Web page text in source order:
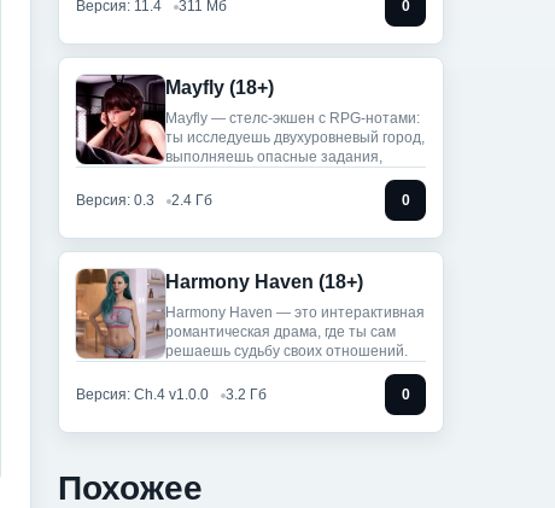
Версия: 11.4 311 Мб 0
Mayfly (18+)
Mayfly — стелс‑экшен с RPG-нотами:
ты исследуешь двухуровневый город,
выполняешь опасные задания,
Версия: 0.3 2.4 Гб 0
Harmony Haven (18+)
Harmony Haven — это интерактивная
романтическая драма, где ты сам
решаешь судьбу своих отношений.
Версия: Ch.4 v1.0.0 3.2 Гб 0
Похожее